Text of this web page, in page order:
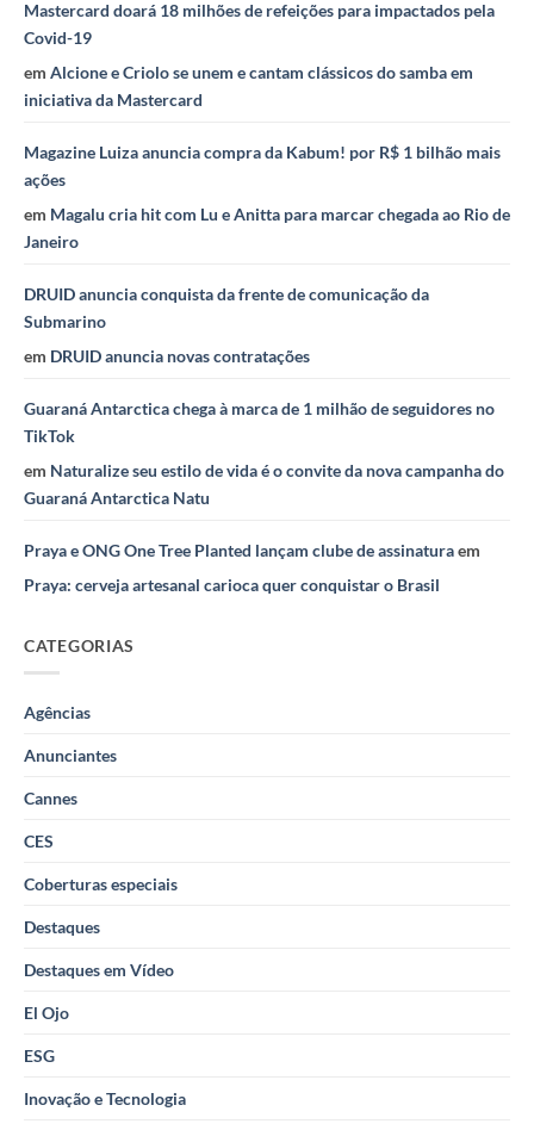
Mastercard doará 18 milhões de refeições para impactados pela
Covid-19
em Alcione e Criolo se unem e cantam clássicos do samba em
iniciativa da Mastercard
Magazine Luiza anuncia compra da Kabum! por R$ 1 bilhão mais
ações
em Magalu cria hit com Lu e Anitta para marcar chegada ao Rio de
Janeiro
DRUID anuncia conquista da frente de comunicação da
Submarino
em DRUID anuncia novas contratações
Guaraná Antarctica chega à marca de 1 milhão de seguidores no
TikTok
em Naturalize seu estilo de vida é o convite da nova campanha do
Guaraná Antarctica Natu
Praya e ONG One Tree Planted lançam clube de assinaturaem
Praya: cerveja artesanal carioca quer conquistar o Brasil
CATEGORIAS
Agências
Anunciantes
Cannes
CES
Coberturas especiais
Destaques
Destaques em Vídeo
El Ojo
ESG
Inovação e Tecnologia